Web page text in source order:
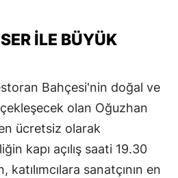
İLE BÜYÜK
Bahçesi'nin doğal ve
olan Oğuzhan
ücretsiz olarak
kapı açılış saati 19.30
sanatçının en